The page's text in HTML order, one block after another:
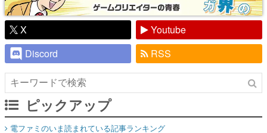
X
Youtube
Discord
RSS
ピックアップ
電ファミのいま読まれている記事ランキング